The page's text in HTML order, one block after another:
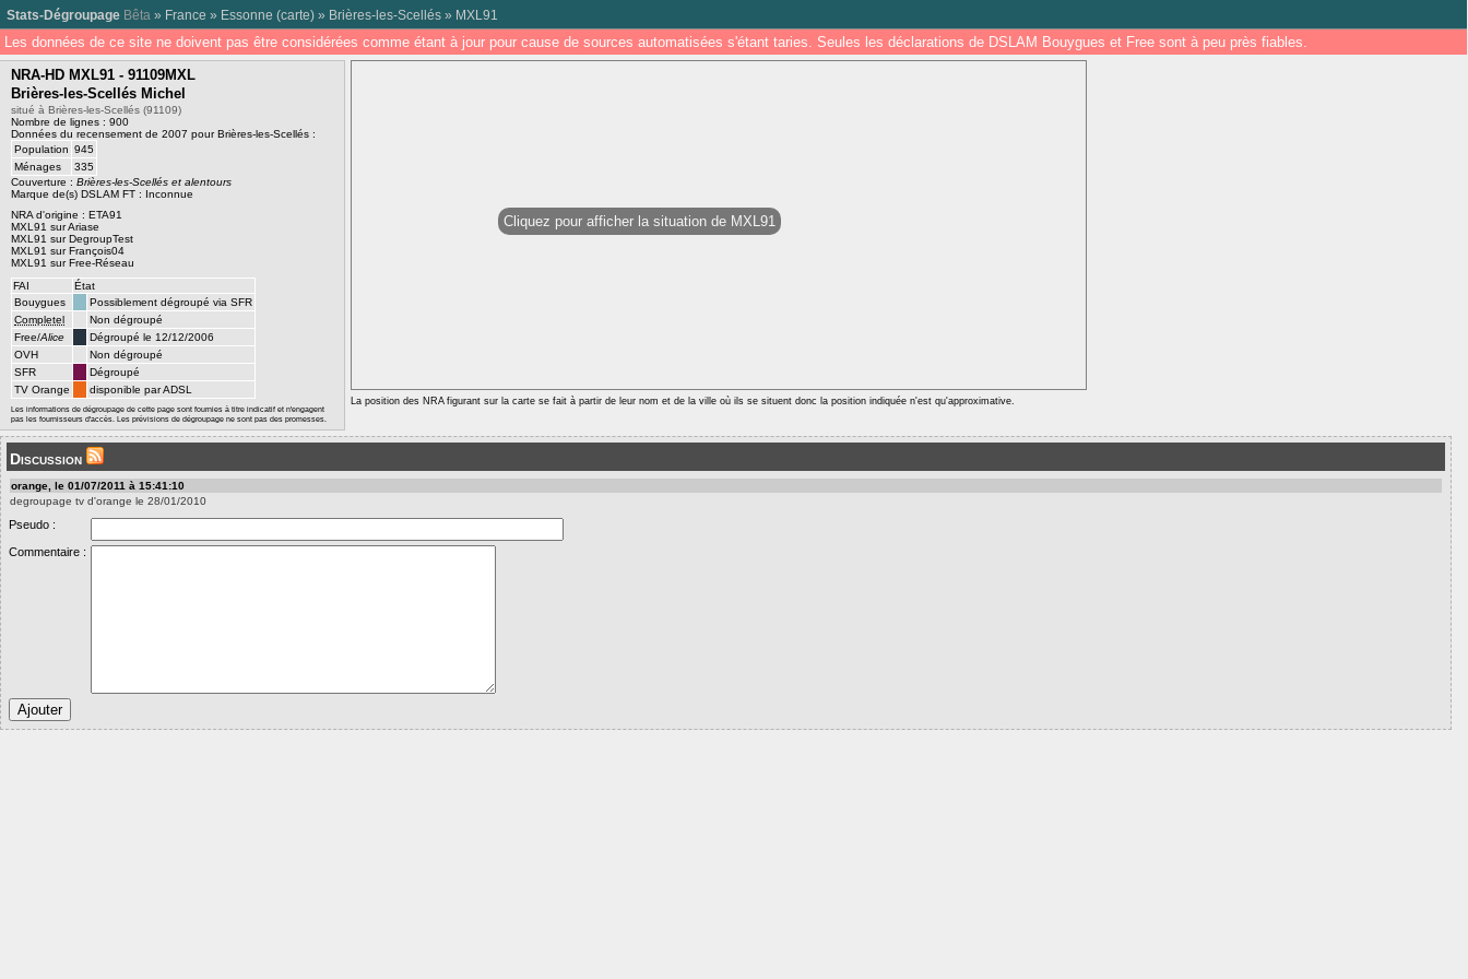
Stats-Dégroupage Bêta » France » Essonne (carte) » Brières-les-Scellés » MXL91
Les données de ce site ne doivent pas être considérées comme étant à jour pour cause de sources automatisées s'étant taries. Seules les déclarations de DSLAM Bouygues et Free sont à peu près fiables.
NRA-HD MXL91 - 91109MXL
Brières-les-Scellés Michel
situé à Brières-les-Scellés (91109)
Nombre de lignes : 900
Données du recensement de 2007 pour Brières-les-Scellés :
Population 945
Ménages
335
Couverture : Brières-les-Scellés et alentours
Marque de(s) DSLAM FT : Inconnue
NRA d'origine : ETA91
MXL91 sur Ariase
MXL91 sur DegroupTest
MXL91 sur François04
MXL91 sur Free-Réseau
FAI
État
Bouygues
Possiblement dégroupé via SFR
Completel
Non dégroupé
Free/Alice
Dégroupé le 12/12/2006
OVH
Non dégroupé
SFR
Dégroupé
TV Orange
disponible par ADSL
Les informations de dégroupage de cette page sont fournies à titre indicatif et n'engagent
pas les fournisseurs d'accès. Les prévisions de dégroupage ne sont pas des promesses.
Cliquez pour afficher la situation de MXL91
La position des NRA figurant sur la carte se fait à partir de leur nom et de la ville où ils se situent donc la position indiquée n'est qu'approximative.
Discussion
orange, le 01/07/2011 à 15:41:10
degroupage tv d'orange le 28/01/2010
Pseudo :
Commentaire :